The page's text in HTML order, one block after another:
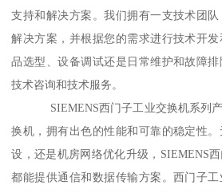
支持和解决方案。我们拥有一支技术团
解决方案，并根据您的需求进行技术开
品选型、设备调试还是日常维护和故障
技术咨询和技术服务。
SIEMENS西门子工业交换机系列产
换机，拥有出色的性能和可靠的稳定性
设，还是机房网络优化升级，SIEMENS
都能提供通信和数据传输方案。西门子